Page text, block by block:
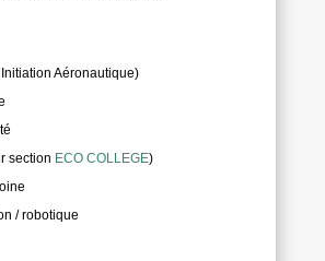
Aéronautique)
section ECO COLLEGE)
/robotique